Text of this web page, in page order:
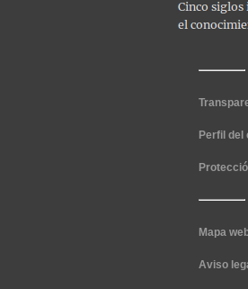
Perfil del
Mapa
Aviso